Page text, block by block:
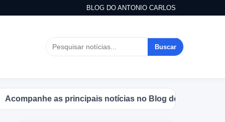
BLOG DO ANTONIO CARLOS
Buscar
as principais notícias no Blog do Antonio Carlos.